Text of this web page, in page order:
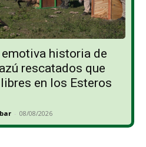
emotiva historia de
rescatados que
en los Esteros
- 08/08/2026